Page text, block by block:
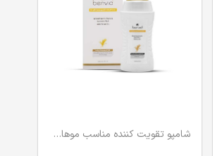
شامپو تقویت کننده مناسب موهای خشک و آسیب دیده بنوید